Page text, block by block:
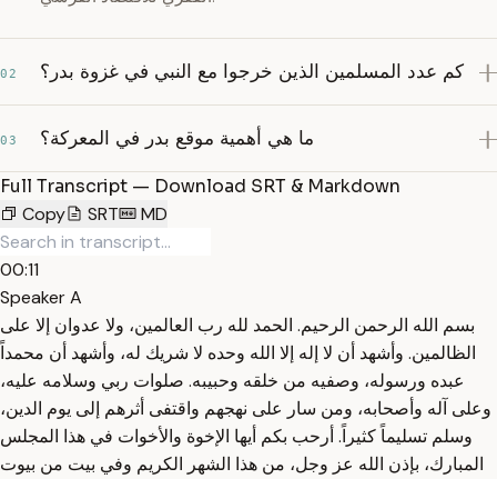
02 كم عدد المسلمين الذين خرجوا مع النبي في غزوة بدر؟
03 ما هي أهمية موقع بدر في المعركة؟
Full Transcript — Download SRT & Markdown
Copy
SRT MD
00:11
Speaker A
بسم الله الرحمن الرحيم. الحمد لله رب العالمين، ولا عدوان إلا على
الظالمين. وأشهد أن لا إله إلا الله وحده لا شريك له، وأشهد أن محمداً
عبده ورسوله، وصفيه من خلقه وحبيبه. صلوات ربي وسلامه عليه،
وعلى آله وأصحابه، ومن سار على نهجهم واقتفى أثرهم إلى يوم الدين،
وسلم تسليماً كثيراً. أرحب بكم أيها الإخوة والأخوات في هذا المجلس
المبارك، بإذن الله عز وجل، من هذا الشهر الكريم وفي بيت من بيوت